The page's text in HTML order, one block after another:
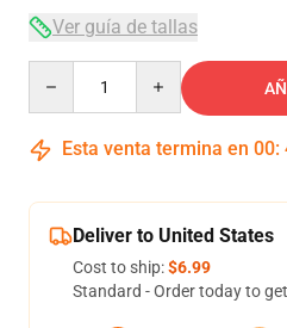
Ver guía de tallas
Esta venta termina en 00:
Deliver to United States
Cost to ship:$6.99
Standard - Order today to